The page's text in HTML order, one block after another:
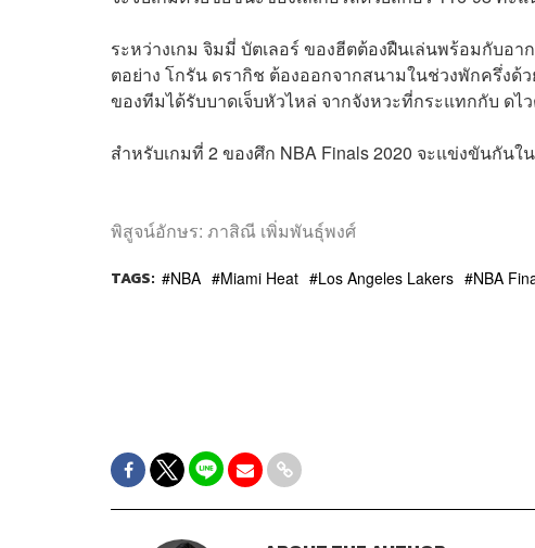
ระหว่างเกม จิมมี่ บัตเลอร์ ของฮีตต้องฝืนเล่นพร้อมกับอ
ตอย่าง โกรัน ดรากิช ต้องออกจากสนามในช่วงพักครึ่งด้ว
ของทีมได้รับบาดเจ็บหัวไหล่ จากจังหวะที่กระแทกกับ ดไ
สำหรับเกมที่ 2 ของศึก NBA Finals 2020 จะแข่งขันกันใ
พิสูจน์อักษร: ภาสิณี เพิ่มพันธุ์พงศ์
TAGS: NBA Miami Heat Los Angeles Lakers NBA